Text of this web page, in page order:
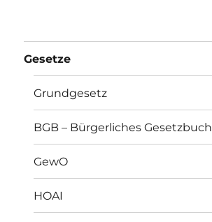
Gesetze
Grundgesetz
BGB – Bürgerliches Gesetzbuch
GewO
HOAI